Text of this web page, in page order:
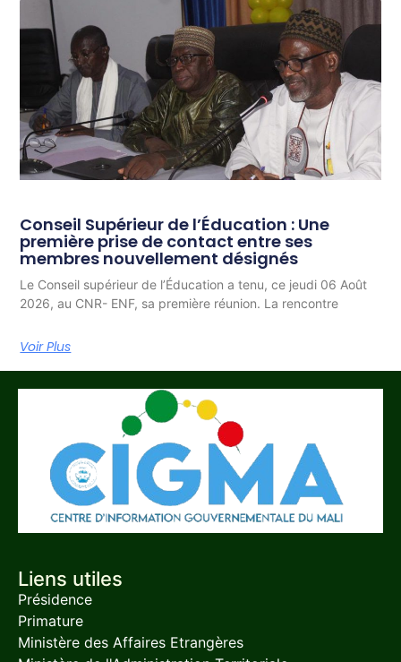
Conseil Supérieur de l’Éducation : Une
première prise de contact entre ses
membres nouvellement désignés
Le Conseil supérieur de l’Éducation a tenu, ce jeudi 06 Août
2026, au CNR- ENF, sa première réunion. La rencontre
Voir Plus
Liens utiles
Présidence
Primature
Ministère des Affaires Etrangères